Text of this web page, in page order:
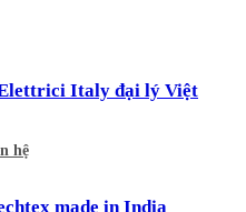
Italy đại lý Việt
hệ
made in India